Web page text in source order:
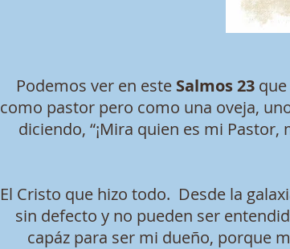
Podemos ver en este Salmos 23que
como pastor pero como una oveja,
diciendo, “¡Mira quien es mi Pastor,
El Cristo que hizo todo. Desde la
sin defecto y no pueden ser
capáz para ser mi dueño, porque